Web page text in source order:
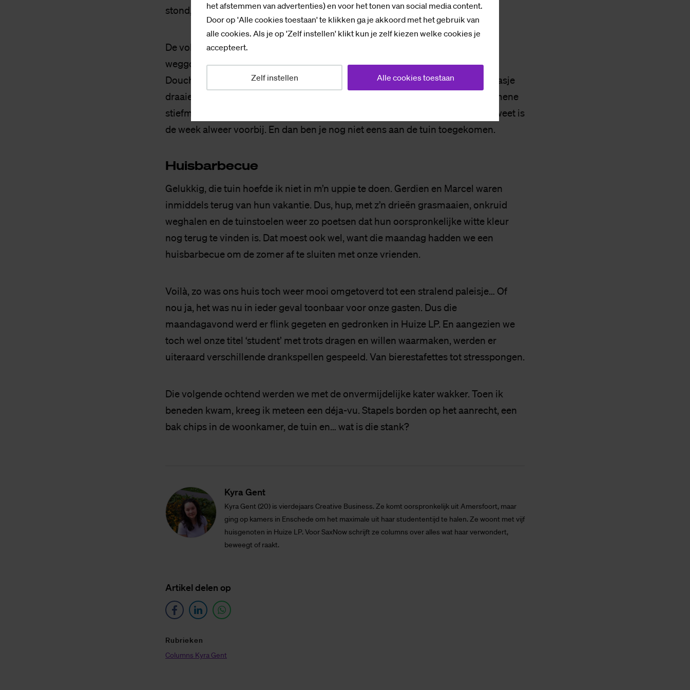
het afstemmen van advertenties) en voor het tonen van social media content.
Door op 'Alle cookies toestaan' te klikken ga je akkoord met het gebruik van
alle cookies. Als je op 'Zelf instellen' klikt kun je zelf kiezen welke cookies je
accepteert.
Zelf instellen Alle cookies toestaan
stond, gaf ik op. Nee, dit kon zo niet langer.
De volgende dag begon ik schoorvoetend aan de ergste puinhopen. Chips
weggooien. Alle borden, schaaltjes, glazen en pannen in de week zetten.
Doucheputjes ontstoppen. Stofzuigen en dweilen. Tussendoor ook nog een wasje
draaien. Ik voelde me als Assepoester aan het werk, alleen dan zonder die gemene
stiefmoeder en haar dochters. Een beetje doorwerken, Kyra, want voor je het weet is
de week alweer voorbij. En dan ben je nog niet eens aan de tuin toegekomen.
Huis­bar­be­cue
Gelukkig, die tuin hoefde ik niet in m’n uppie te doen. Gerdien en Marcel waren
inmiddels terug van hun vakantie. Dus, hup, met z’n drieën grasmaaien, onkruid
weghalen en de tuinstoelen weer zo poetsen dat hun oorspronkelijke witte kleur
nog terug te vinden is. Dat moest ook wel, want die maandag hadden we een
huisbarbecue om de zomer af te sluiten met onze vrienden.
Voilà, zo was ons huis toch weer mooi omgetoverd tot een stralend paleisje… Of
nou ja, het was nu in ieder geval toonbaar voor onze gasten. Dus die
maandagavond werd er flink gegeten en gedronken in Huize LP. En aangezien we
toch wel onze titel ‘student’ met trots dragen en willen waarmaken, werden er
uiteraard verschillende drankspellen gespeeld. Van bierestafettes tot stresspongen.
Die volgende ochtend werden we met de onvermijdelijke kater wakker. Toen ik
beneden kwam, kreeg ik meteen een déja-vu. Stapels borden op het aanrecht, een
bak chips in de woonkamer, de tuin en… wat is die stank?
Kyra Gent
Kyra Gent (20) is vierdejaars Creative Business. Ze komt oorspronkelijk uit Amersfoort, maar
ging op kamers in Enschede om het maximale uit haar studententijd te halen. Ze woont met vijf
huisgenoten in Huize LP. Voor SaxNow schrijft ze columns over alles wat haar verwondert,
beweegt of raakt.
Ar­ti­kel de­len op
Ru­brie­ken
Columns Kyra Gent